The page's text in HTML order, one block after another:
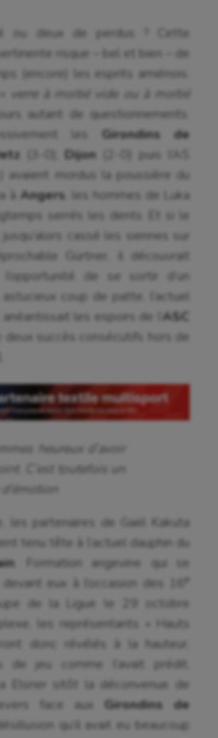
ou deux de perdus ? Cette
risque – bel et bien – de
(encore) les esprits amiénois.
verre à moitié vide ou à moitié
autant de questionnements.
les Girondins de
Dijon (2-0) puis l’AS
avaient mordus la poussière du
à Angers , les hommes de Luka
serrés les dents. Et si le
jusqu’alors cassé les siennes sur
Gürtner, il découvrait
de se sortir d’un
coup de patte, l’actuel
les espoirs de l’ ASC
deux succès consécutifs hors de
heureux d’avoir
C’est toutefois un
les partenaires de Gaël Kakuta
tenu tête à l’actuel dauphin du
. Formation angevine qui se
eux à l’occasion des 16 e
de la Ligue le 29 octobre
les représentants « Hauts
donc révélés à la hauteur,
de jeu comme l’avait prédit,
Elsner sitôt la déconvenue de
face aux Girondins de
qu’il avait eu beaucoup